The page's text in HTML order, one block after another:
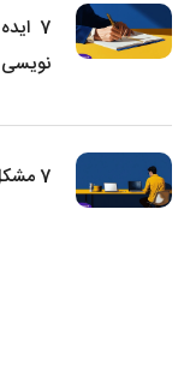
7
نویسی
7 مشکل و راه حل کلیدی طراحی وب سایت در 2025